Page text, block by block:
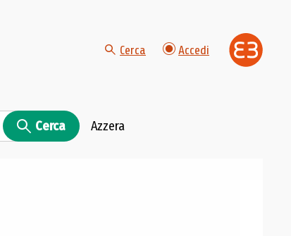
Cerca Accedi
Cerca Azzera